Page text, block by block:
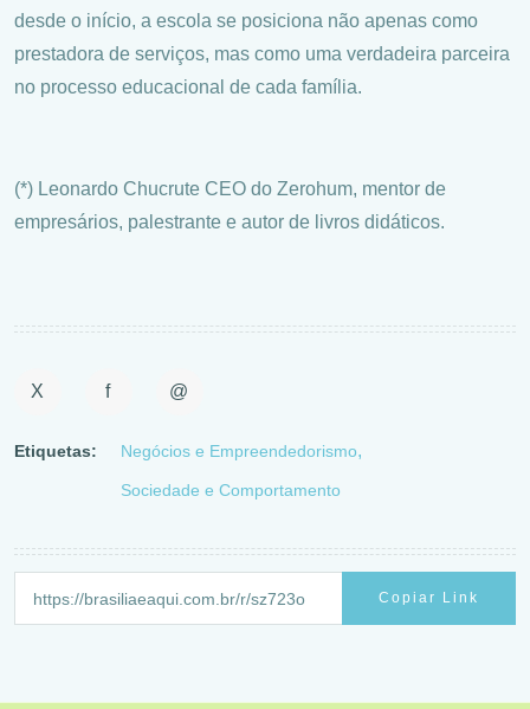
desde o início, a escola se posiciona não apenas como
prestadora de serviços, mas como uma verdadeira parceira
no processo educacional de cada família.
(*) Leonardo Chucrute CEO do Zerohum, mentor de
empresários, palestrante e autor de livros didáticos.
X f @
Etiquetas: Negócios e Empreendedorismo
Sociedade e Comportamento
Copiar Link